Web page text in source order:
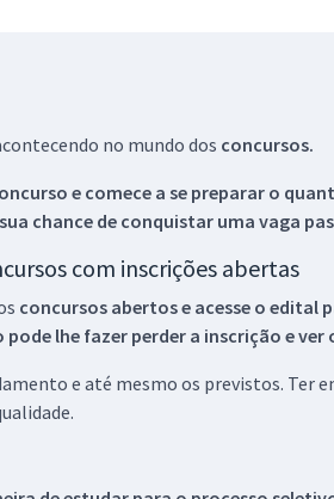
no mundo dos concursos.
e comece a se preparar o
chance de conquistar uma vaga
com inscrições abertas
concursos abertos e acesse o
lhe fazer perder a inscrição e
e até mesmo os previstos. Ter